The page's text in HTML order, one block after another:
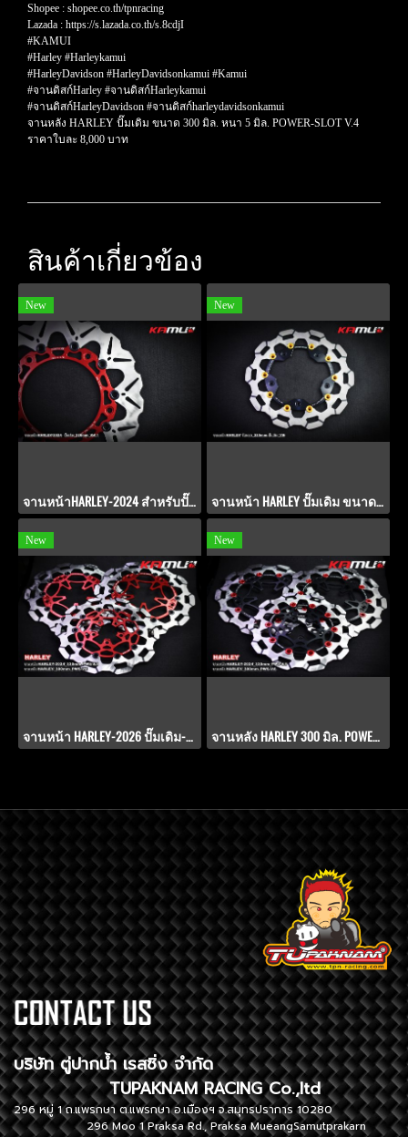
Shopee : shopee.co.th/tpnracing
Lazada : https://s.lazada.co.th/s.8cdjI
#KAMUI
#Harley #Harleykamui
#HarleyDavidson #HarleyDavidsonkamui #Kamui
#จานดิสก์Harley #จานดิสก์Harleykamui
#จานดิสก์HarleyDavidson #จานดิสก์harleydavidsonkamui
จานหลัง HARLEY ปั๊มเดิม ขนาด 300 มิล. หนา 5 มิล. POWER-SLOT V.4
ราคาใบละ 8,000 บาท
สินค้าเกี่ยวข้อง
New
จานหน้าHARLEY-2024 สำหรับปั๊มเดิม ขนาด 320 มิล. PWS V-4.1
New
จานหน้า HARLEY ปั๊มเดิม ขนาด 320 มิล.จับนอก POWER-SLOT V.8
New
จานหน้า HARLEY-2026 ปั๊มเดิม-แต่ง ขนาด 330 มิล. PWS-V.8.1
New
จานหลัง HARLEY 300 มิล. POWER-SLOT V.8.1
บริษัท ตู่ปากน้ำ เรสซิ่ง จำกัด
TUPAKNAM RACING Co.,ltd
296 หมู่ 1 ถ.แพรกษา ต.แพรกษา อ.เมืองฯ จ.สมุทรปราการ 10280
296 Moo 1 Praksa Rd., Praksa MueangSamutprakarn